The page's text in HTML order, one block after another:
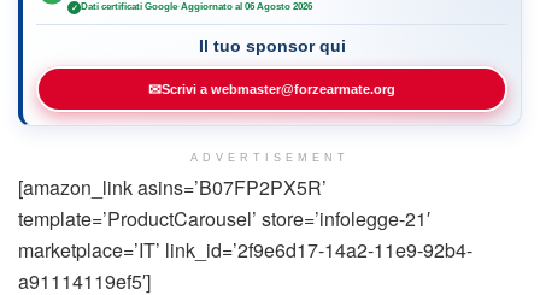
✓ Dati certificati Google·Aggiornato al 06 Agosto 2026
Il tuo sponsor qui
✉Scrivi a webmaster@forzearmate.org
ADVERTISEMENT
[amazon_link asins=’B07FP2PX5R’
template=’ProductCarousel’ store=’infolegge-21′
marketplace=’IT’ link_id=’2f9e6d17-14a2-11e9-92b4-
a91114119ef5′]